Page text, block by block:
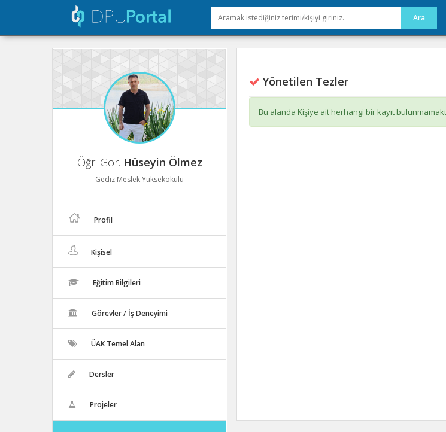
Öğr. Gör. Hüseyin Ölmez
Gediz Meslek Yüksekokulu
Profil
Kişisel
Eğitim Bilgileri
Görevler / İş Deneyimi
ÜAK Temel Alan
Dersler
Projeler
Yönetilen Tezler
Bu alanda Kişiye ait herhangi bir kayıt